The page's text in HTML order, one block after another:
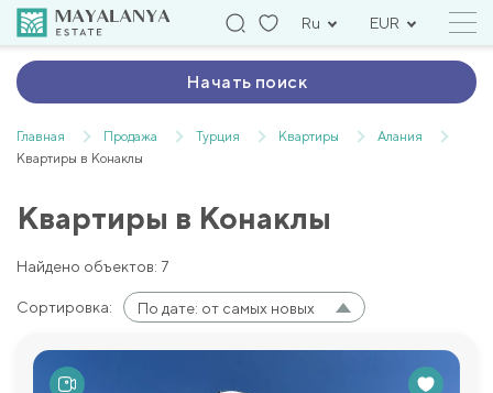
Ru EUR
Начать поиск
Главная Продажа Турция Квартиры
Алания
Квартиры в Конаклы
Квартиры в Конаклы
Найдено объектов: 7
Сортировка: По дате: от самых новых